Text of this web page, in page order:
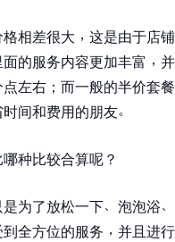
相差很大 ， 这是由于店
的服务内容更加丰富 ，
左右 ； 而一般的半价套
间和费用的朋友。
种比较合算呢？
为了放松一下、 泡泡浴、
全方位的服务 ， 并且进